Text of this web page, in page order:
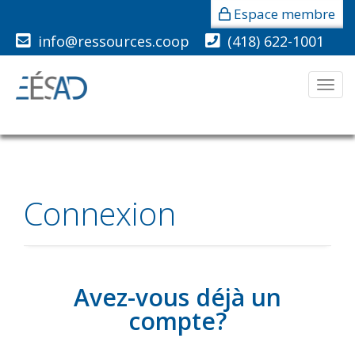
Espace membre
info@ressources.coop (418) 622-1001
Connexion
Avez-vous déjà un
compte?